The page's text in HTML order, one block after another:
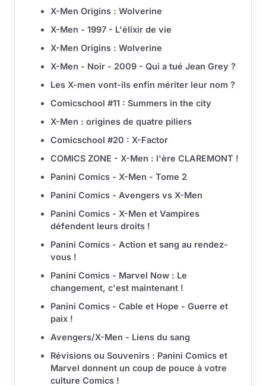
X-Men Origins : Wolverine
X-Men - 1997 - L'élixir de vie
X-Men Origins : Wolverine
X-Men - Noir - 2009 - Qui a tué Jean Grey ?
Les X-men vont-ils enfin mériter leur nom ?
Comicschool #11 : Summers in the city
X-Men : origines de quatre piliers
Comicschool #20 : X-Factor
COMICS ZONE - X-Men : l'ère CLAREMONT !
Panini Comics - X-Men - Tome 2
Panini Comics - Avengers vs X-Men
Panini Comics - X-Men et Vampires
défendent leurs droits !
Panini Comics - Action et sang au rendez-
vous !
Panini Comics - Marvel Now : Le
changement, c'est maintenant !
Panini Comics - Cable et Hope - Guerre et
paix !
Avengers/X-Men - Liens du sang
Révisions ou Souvenirs : Panini Comics et
Marvel donnent un coup de pouce à votre
culture Comics !